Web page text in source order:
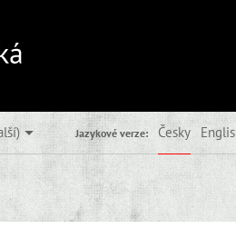
Jazykové verze: Česky